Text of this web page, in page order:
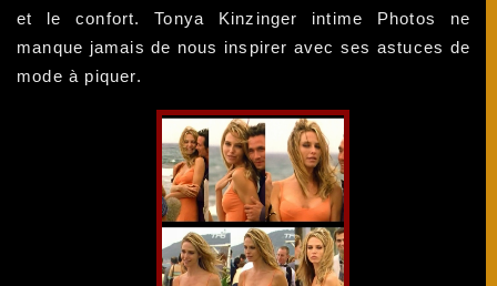
et le confort. Tonya Kinzinger intime Photos ne
manque jamais de nous inspirer avec ses astuces de
mode à piquer.